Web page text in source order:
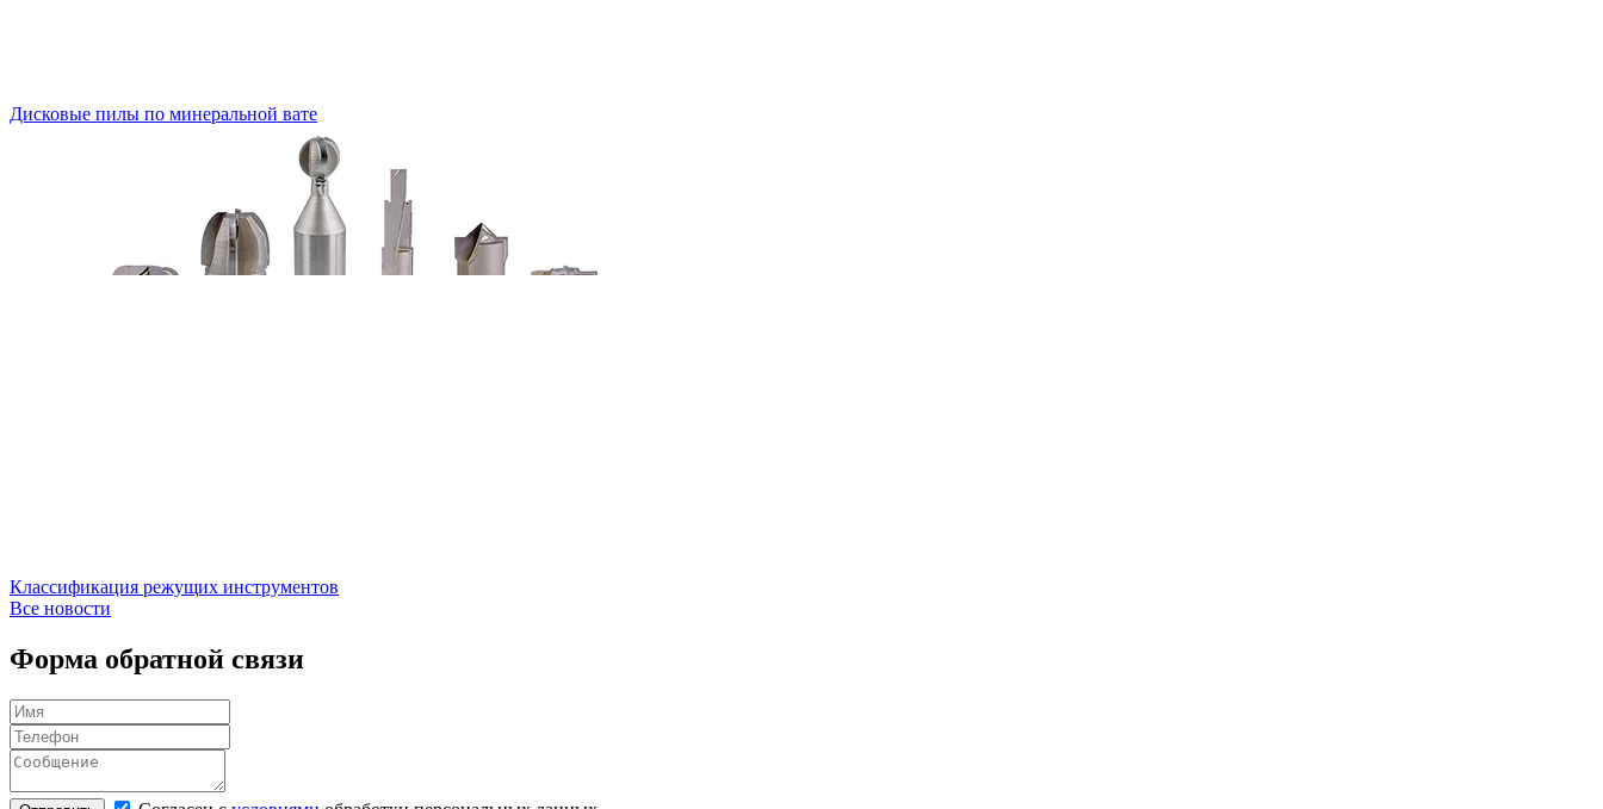
Дисковые пилы по минеральной вате
Классификация режущих инструментов
Все новости
Форма обратной связи